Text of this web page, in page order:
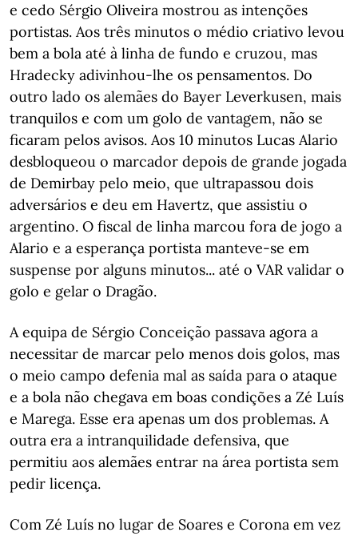
e cedo Sérgio Oliveira mostrou as intenções
portistas. Aos três minutos o médio criativo levou
bem a bola até à linha de fundo e cruzou, mas
Hradecky adivinhou-lhe os pensamentos. Do
outro lado os alemães do Bayer Leverkusen, mais
tranquilos e com um golo de vantagem, não se
ficaram pelos avisos. Aos 10 minutos Lucas Alario
desbloqueou o marcador depois de grande jogada
de Demirbay pelo meio, que ultrapassou dois
adversários e deu em Havertz, que assistiu o
argentino. O fiscal de linha marcou fora de jogo a
Alario e a esperança portista manteve-se em
suspense por alguns minutos... até o VAR validar o
golo e gelar o Dragão.
A equipa de Sérgio Conceição passava agora a
necessitar de marcar pelo menos dois golos, mas
o meio campo defenia mal as saída para o ataque
e a bola não chegava em boas condições a Zé Luís
e Marega. Esse era apenas um dos problemas. A
outra era a intranquilidade defensiva, que
permitiu aos alemães entrar na área portista sem
pedir licença.
Com Zé Luís no lugar de Soares e Corona em vez